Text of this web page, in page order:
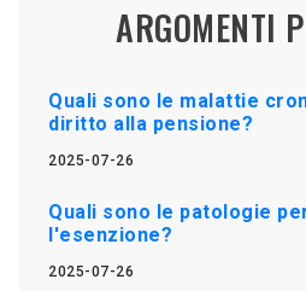
ARGOMENTI
Quali sono le malattie
diritto alla pensione?
2025-07-26
Quali sono le patologie
l'esenzione?
2025-07-26